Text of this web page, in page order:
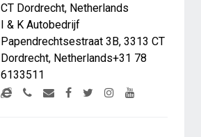
CT Dordrecht, Netherlands
I & K Autobedrijf
Papendrechtsestraat 3B, 3313 CT
Dordrecht, Netherlands+31 78
6133511